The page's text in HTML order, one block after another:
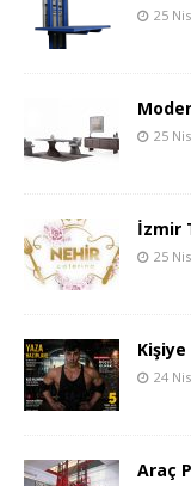
25
25
İzmir
25
24
Araç